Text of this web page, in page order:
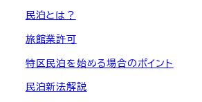
民泊とは？
旅館業許可
特区民泊を始める場合のポイント
民泊新法解説